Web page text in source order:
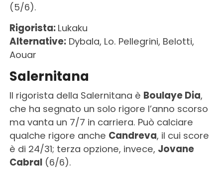
(5/6).
Rigorista: Lukaku
Alternative:Dybala, Lo. Pellegrini, Belotti,
Aouar
Salernitana
Il rigorista della Salernitana è Boulaye Dia,
che ha segnato un solo rigore l’anno scorso
ma vanta un 7/7 in carriera. Può calciare
qualche rigore anche Candreva, il cui score
è di 24/31; terza opzione, invece, Jovane
Cabral(6/6).